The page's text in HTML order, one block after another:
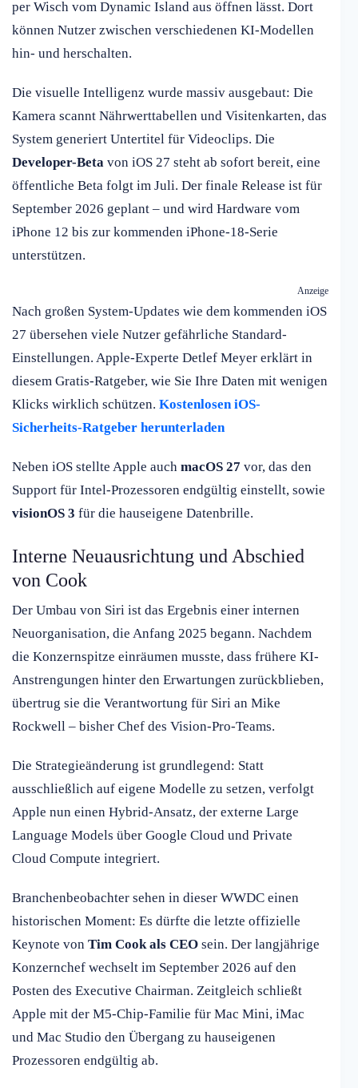
per Wisch vom Dynamic Island aus öffnen lässt. Dort
können Nutzer zwischen verschiedenen KI-Modellen
hin- und herschalten.
Die visuelle Intelligenz wurde massiv ausgebaut: Die
Kamera scannt Nährwerttabellen und Visitenkarten, das
System generiert Untertitel für Videoclips. Die
Developer-Beta von iOS 27 steht ab sofort bereit, eine
öffentliche Beta folgt im Juli. Der finale Release ist für
September 2026 geplant – und wird Hardware vom
iPhone 12 bis zur kommenden iPhone-18-Serie
unterstützen.
Anzeige
Nach großen System-Updates wie dem kommenden iOS
27 übersehen viele Nutzer gefährliche Standard-
Einstellungen. Apple-Experte Detlef Meyer erklärt in
diesem Gratis-Ratgeber, wie Sie Ihre Daten mit wenigen
Klicks wirklich schützen. Kostenlosen iOS-
Sicherheits-Ratgeber herunterladen
Neben iOS stellte Apple auch macOS 27 vor, das den
Support für Intel-Prozessoren endgültig einstellt, sowie
visionOS 3 für die hauseigene Datenbrille.
Interne Neuausrichtung und Abschied
von Cook
Der Umbau von Siri ist das Ergebnis einer internen
Neuorganisation, die Anfang 2025 begann. Nachdem
die Konzernspitze einräumen musste, dass frühere KI-
Anstrengungen hinter den Erwartungen zurückblieben,
übertrug sie die Verantwortung für Siri an Mike
Rockwell – bisher Chef des Vision-Pro-Teams.
Die Strategieänderung ist grundlegend: Statt
ausschließlich auf eigene Modelle zu setzen, verfolgt
Apple nun einen Hybrid-Ansatz, der externe Large
Language Models über Google Cloud und Private
Cloud Compute integriert.
Branchenbeobachter sehen in dieser WWDC einen
historischen Moment: Es dürfte die letzte offizielle
Keynote von Tim Cook als CEO sein. Der langjährige
Konzernchef wechselt im September 2026 auf den
Posten des Executive Chairman. Zeitgleich schließt
Apple mit der M5-Chip-Familie für Mac Mini, iMac
und Mac Studio den Übergang zu hauseigenen
Prozessoren endgültig ab.